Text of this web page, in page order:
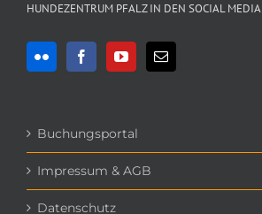
HUNDEZENTRUM PFALZ IN DEN SOCIAL MEDIA
Buchungsportal
Impressum & AGB
Datenschutz